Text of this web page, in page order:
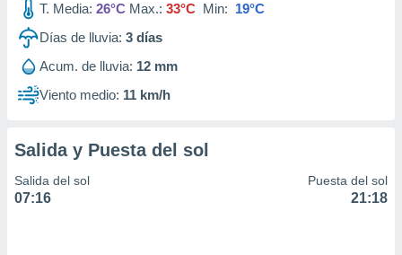
T. Media: 26°C Max.: 33°C Min: 19°C
Días de lluvia: 3 días
Acum. de lluvia: 12 mm
Viento medio: 11 km/h
Salida y Puesta del sol
Salida del sol
07:16
Puesta del sol
21:18